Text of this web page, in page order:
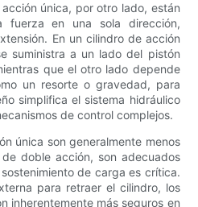
única, por otro lado, están
fuerza en una sola dirección,
En un cilindro de acción
suministra a un lado del pistón
que el otro lado depende
un resorte o gravedad, para
simplifica el sistema hidráulico
de control complejos.
única son generalmente menos
doble acción, son adecuados
de carga es crítica.
para retraer el cilindro, los
inherentemente más seguros en